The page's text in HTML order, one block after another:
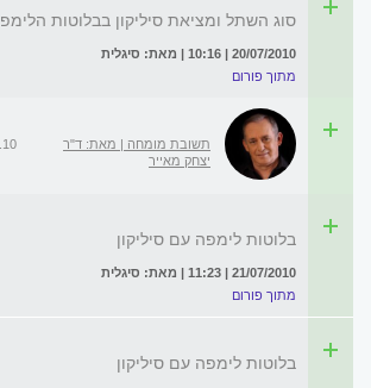
סוג השתל ומציאת סיליקון בבלוטות
20/07/2010 | 10:16 | מאת: סיגלית
מתוך פורום
תשובת מומחה | מאת: ד"ר
יצחק מאייר
בלוטות לימפה עם סיליקון
21/07/2010 | 11:23 | מאת: סיגלית
מתוך פורום
בלוטות לימפה עם סיליקון